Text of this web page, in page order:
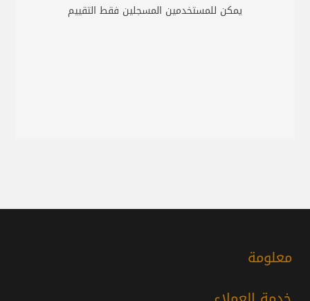
يمكن للمستخدمين المسجلين فقط التقييم
معلومة